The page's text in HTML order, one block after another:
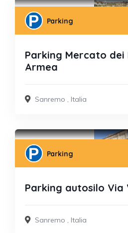
Parking
Parking Mercato dei
Armea
Sanremo , Italia
Parking
Parking autosilo Via
Sanremo , Italia